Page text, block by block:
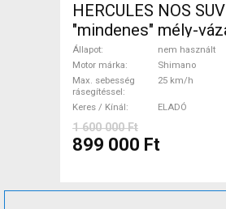
HERCULES NOS SUV
"mindenes" mély-
Elektromos
25 km/h Shimano nem
használt ELADÓ
Állapot
nem használt
Motor márka
Shimano
Max. sebesség
rásegítéssel
25 km/h
Keres / Kínál ELADÓ
1 600 000 Ft
899 000 Ft